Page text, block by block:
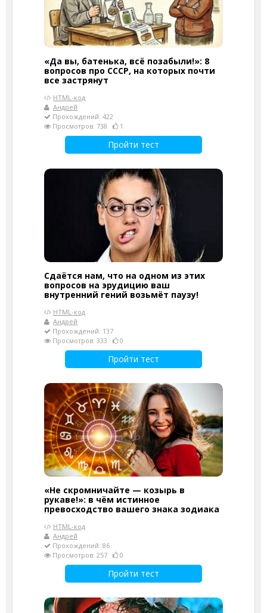
«Да вы, батенька, всё позабыли!»: 8
вопросов про СССР, на которых почти
все застрянут
HTML-код
Андрей
Прохождений: 422
Просмотров: 738
1
Пройти тест
Сдаётся нам, что на одном из этих
вопросов на эрудицию ваш
внутренний гений возьмёт паузу!
HTML-код
Андрей
Прохождений: 137
Просмотров: 333
0
Пройти тест
«Не скромничайте — козырь в
рукаве!»: в чём истинное
превосходство вашего знака зодиака
HTML-код
Андрей
Прохождений: 86
Просмотров: 257
0
Пройти тест